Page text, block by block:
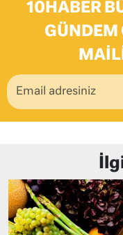
10HABER
GÜNDEM